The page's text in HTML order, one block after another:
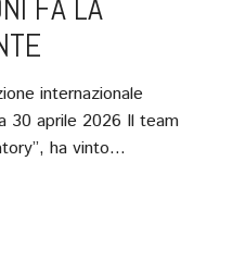
FA LA
internazionale
30 aprile 2026 Il team
ha vinto…